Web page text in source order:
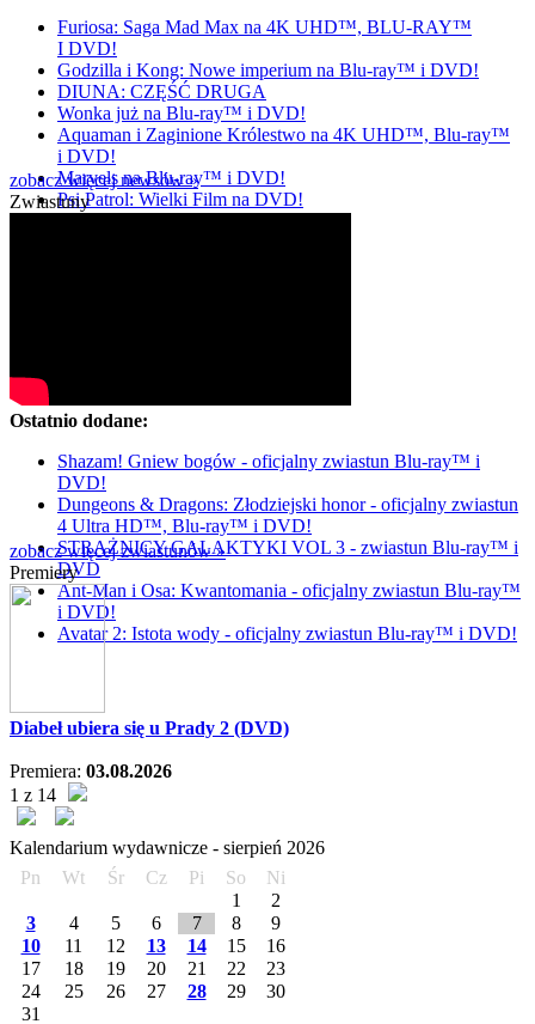
Furiosa: Saga Mad Max na 4K UHD™, BLU-RAY™
I DVD!
Godzilla i Kong: Nowe imperium na Blu-ray™ i DVD!
DIUNA: CZĘŚĆ DRUGA
Wonka już na Blu-ray™ i DVD!
Aquaman i Zaginione Królestwo na 4K UHD™, Blu-ray™
i DVD!
Marvels na Blu-ray™ i DVD!
Psi Patrol: Wielki Film na DVD!
zobacz więcej newsów »
Zwiastuny
Ostatnio dodane:
Shazam! Gniew bogów - oficjalny zwiastun Blu-ray™ i
DVD!
Dungeons & Dragons: Złodziejski honor - oficjalny zwiastun
4 Ultra HD™, Blu-ray™ i DVD!
STRAŻNICY GALAKTYKI VOL 3 - zwiastun Blu-ray™ i
DVD
Ant-Man i Osa: Kwantomania - oficjalny zwiastun Blu-ray™
i DVD!
Avatar 2: Istota wody - oficjalny zwiastun Blu-ray™ i DVD!
zobacz więcej zwiastunów »
Premiery
Diabeł ubiera się u Prady 2 (DVD)
Premiera: 03.08.2026
1 z 14
Kalendarium wydawnicze - sierpień 2026
Pn
Wt Śr Cz Pi So
Ni
1
2
3
4 5 6 7 8
9
10
11 12 13 14 15
16
17
18 19 20 21 22
23
24
25 26 27 28 29
30
31